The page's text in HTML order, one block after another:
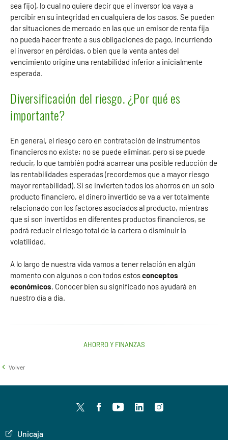
sea fijo), lo cual no quiere decir que el inversor loa vaya a
percibir en su integridad en cualquiera de los casos. Se pueden
dar situaciones de mercado en las que un emisor de renta fija
no pueda hacer frente a sus obligaciones de pago, incurriendo
el inversor en pérdidas, o bien que la venta antes del
vencimiento origine una rentabilidad inferior a inicialmente
esperada.
Diversificación del riesgo. ¿Por qué es
importante?
En general, el riesgo cero en contratación de instrumentos
financieros no existe; no se puede eliminar, pero sí se puede
reducir, lo que también podrá acarrear una posible reducción de
las rentabilidades esperadas (recordemos que a mayor riesgo
mayor rentabilidad). Si se invierten todos los ahorros en un solo
producto financiero, el dinero invertido se va a ver totalmente
relacionado con los factores asociados al producto, mientras
que si son invertidos en diferentes productos financieros, se
podrá reducir el riesgo total de la cartera o disminuir la
volatilidad.
A lo largo de nuestra vida vamos a tener relación en algún
momento con algunos o con todos estosconceptos
económicos. Conocer bien su significado nos ayudará en
nuestro día a día.
AHORRO Y FINANZAS
Volver
TwitterfacebookyoutubeLinkedInInstagram
Unicaja